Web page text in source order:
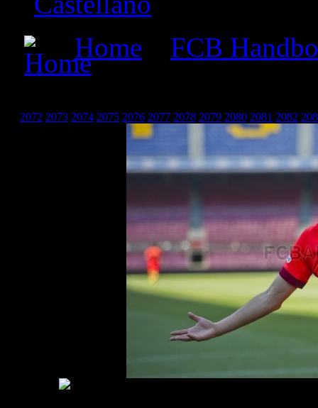
Home
FCB
2072 2073 2074 2075 2076 2077 2078 2079 2080 2081 2082